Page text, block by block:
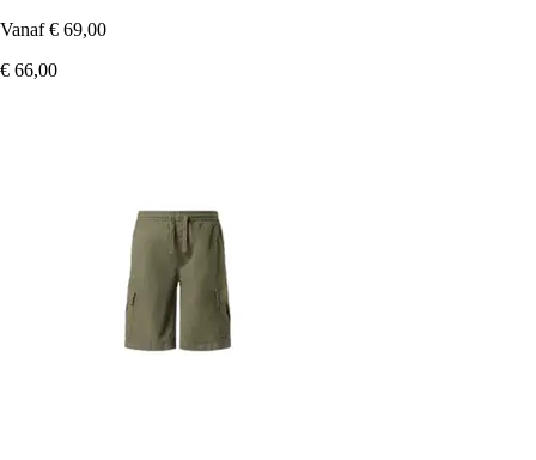
Vanaf € 69,00
€ 66,00